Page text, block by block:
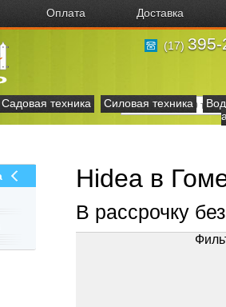
Оплата Доставка
(17) 395-
Садовая техника Силовая техника
Hidea в
В рассрочку